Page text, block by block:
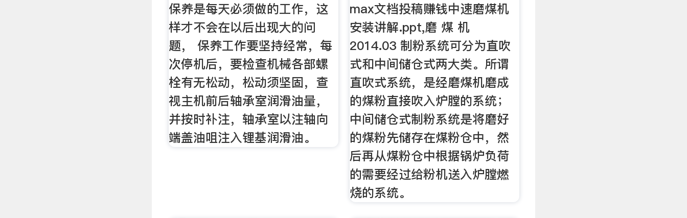
保养是每天必须做的工作，这
样才不会在以后出现大的问
题， 保养工作要坚持经常，每
次停机后，要检查机械各部螺
栓有无松动，松动须坚固，查
视主机前后轴承室润滑油量，
并按时补注，轴承室以注轴向
端盖油咀注入锂基润滑油。
max文档投稿赚钱中速磨煤机
安装讲解.ppt,磨 煤 机
2014.03 制粉系统可分为直吹
式和中间储仓式两大类。所谓
直吹式系统，是经磨煤机磨成
的煤粉直接吹入炉膛的系统；
中间储仓式制粉系统是将磨好
的煤粉先储存在煤粉仓中，然
后再从煤粉仓中根据锅炉负荷
的需要经过给粉机送入炉膛燃
烧的系统。